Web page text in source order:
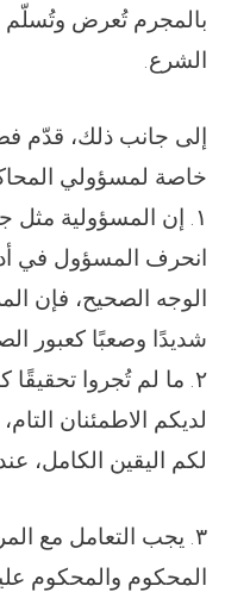
بالمجرم تُعرض وتُسلّم
الشرع.
إلى جانب ذلك، قدّم
خاصة لمسؤولي
۱. إن المسؤولية
انحرف المسؤول في
الوجه الصحيح، فإن
شديدًا وصعبًا كعبور
۲. ما لم تُجروا
لديكم الاطمئنان
لكم اليقين الكامل،
۳. يجب التعامل مع
المحكوم والمحكوم